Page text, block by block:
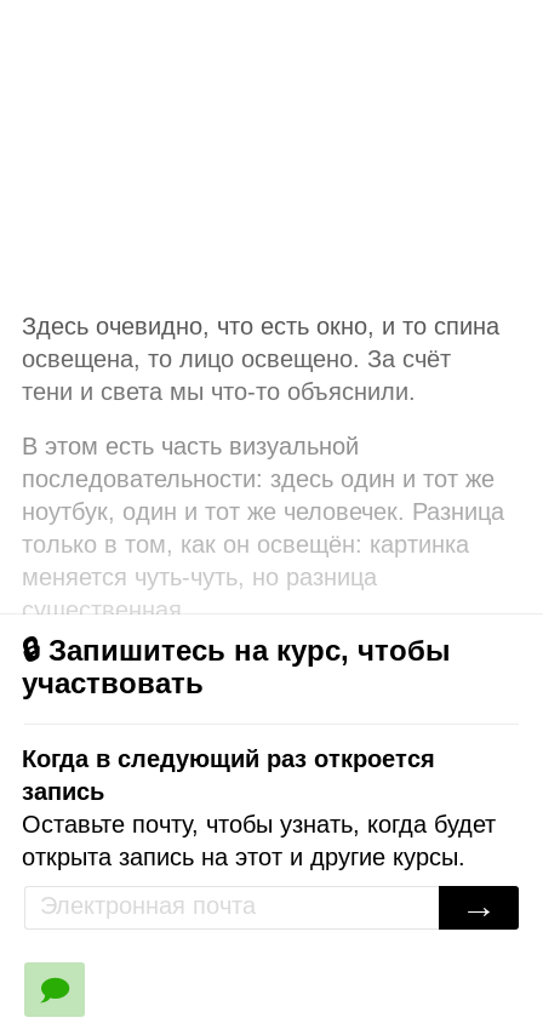
Здесь очевидно, что есть окно, и то спина
освещена, то лицо освещено. За счёт
тени и света мы что‑то объяснили.
В этом есть часть визуальной
последовательности: здесь один и тот же
ноутбук, один и тот же человечек. Разница
только в том, как он освещён: картинка
меняется чуть‑чуть, но разница
существенная.
🔒 Запишитесь на курс, чтобы
участвовать
Когда в следующий раз откроется
запись
Оставьте почту, чтобы узнать, когда будет
открыта запись на этот и другие курсы.
→
🗩